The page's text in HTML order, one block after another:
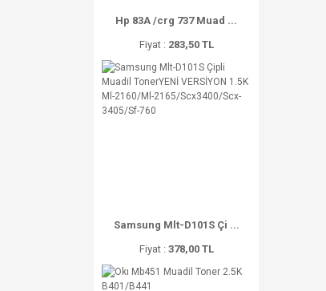
Hp 83A /crg 737 Muad ...
Fiyat : 283,50 TL
Samsung Mlt-D101S Çi ...
Fiyat : 378,00 TL